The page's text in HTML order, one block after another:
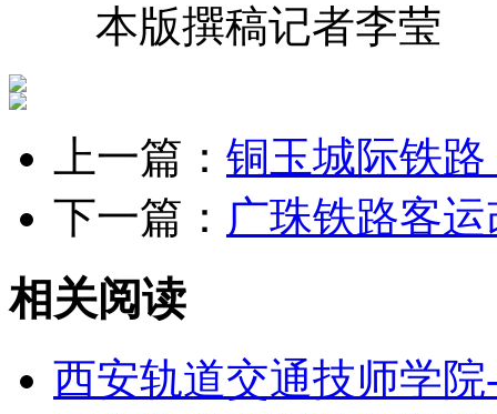
本版撰稿记者李莹
上一篇： 铜玉城际铁
下一篇： 广珠铁路客
相关阅读
西安轨道交通技师学